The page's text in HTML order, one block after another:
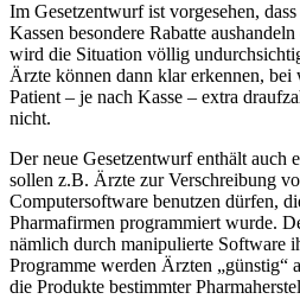
Im Gesetzentwurf ist vorgesehen,
Kassen besondere Rabatte
wird die Situation völlig
Ärzte können dann klar erkennen,
Patient – je nach Kasse – extra
nicht.
Der neue Gesetzentwurf enthält auch
sollen z.B. Ärzte zur Verschreibung
Computersoftware benutzen dürfen,
Pharmafirmen programmiert wurde.
nämlich durch manipulierte Software
Programme werden Ärzten „günstig“
die Produkte bestimmter